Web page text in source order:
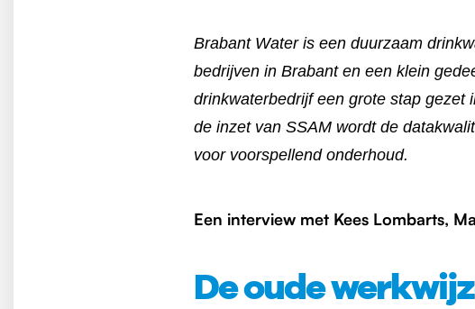
Brabant Water is een duurzaam
bedrijven in Brabant en een klein
drinkwaterbedrijf een grote stap gezet
de inzet van SSAM wordt de
voor voorspellend onderhoud.
Een interview met Kees Lombarts,
De oude